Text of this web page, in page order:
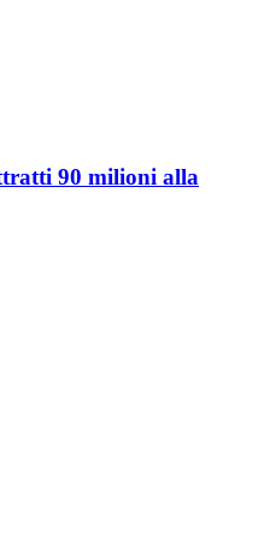
90 milioni alla